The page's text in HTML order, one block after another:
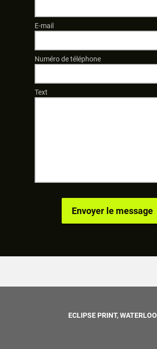
E-mail
Numéro de téléphone
Text
ECLIPSE PRINT, WATERLOO